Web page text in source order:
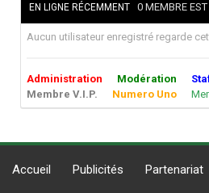
EN LIGNE RÉCEMMENT 0 MEMBRE
Aucun utilisateur enregistré regarde
Administration Modération
Membre V.I.P.
Numero Uno
Accueil Publicités Partenariat